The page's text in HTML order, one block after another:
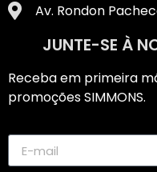
Av. Rondon
JUNTE-SE À
Receba em primeira
promoções SIMMONS.